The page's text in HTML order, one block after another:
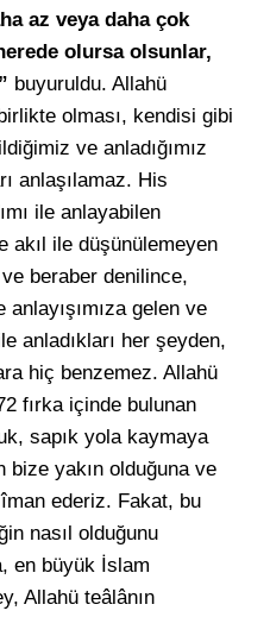
az veya daha çok
olursa olsunlar,
buyuruldu. Allahü
olması, kendisi gibi
ve anladığımız
anlaşılamaz. His
ile anlayabilen
akıl ile düşünülemeyen
beraber denilince,
gelen ve
anladıkları her şeyden,
hiç benzemez. Allahü
fırka içinde bulunan
sapık yola kaymaya
bize yakın olduğuna ve
ederiz. Fakat, bu
nasıl olduğunu
en büyük İslam
Allahü teâlânın